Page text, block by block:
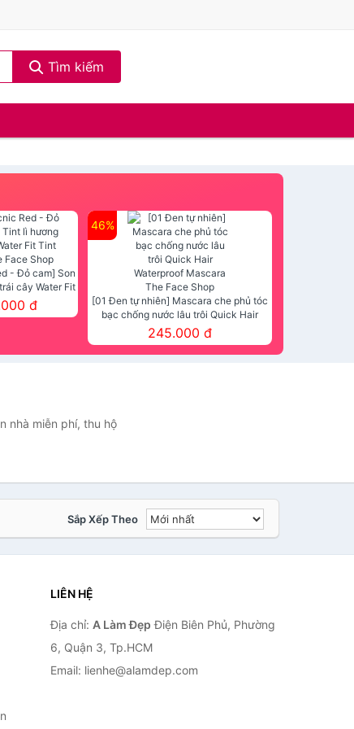
Tìm kiếm
- Đỏ cam] Son
cây Water Fit
Face Shop
đ
46%
[01 Đen tự nhiên] Mascara che phủ tóc
bạc chống nước lâu trôi Quick Hair
Waterproof Mascara The Face Shop
245.000 đ
nhà miễn phí, thu hộ
Sắp Xếp Theo
LIÊN HỆ
Địa chỉ: A Làm Đẹp Điện Biên Phủ, Phường
6, Quận 3, Tp.HCM
Email: lienhe@alamdep.com